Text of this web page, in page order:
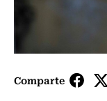
Comparte